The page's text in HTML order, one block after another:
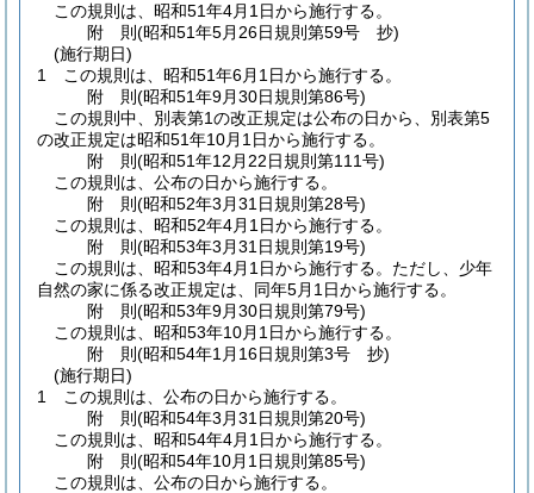
この規則は、昭和51年4月1日から施行する。
附 則(昭和51年5月26日規則第59号 抄)
(施行期日)
1
この規則は、昭和51年6月1日から施行する。
附 則(昭和51年9月30日規則第86号)
この規則中、別表第1の改正規定は公布の日から、別表第5
の改正規定は昭和51年10月1日から施行する。
附 則(昭和51年12月22日規則第111号)
この規則は、公布の日から施行する。
附 則(昭和52年3月31日規則第28号)
この規則は、昭和52年4月1日から施行する。
附 則(昭和53年3月31日規則第19号)
この規則は、昭和53年4月1日から施行する。 ただし、少年
自然の家に係る改正規定は、同年5月1日から施行する。
附 則(昭和53年9月30日規則第79号)
この規則は、昭和53年10月1日から施行する。
附 則(昭和54年1月16日規則第3号 抄)
(施行期日)
1
この規則は、公布の日から施行する。
附 則(昭和54年3月31日規則第20号)
この規則は、昭和54年4月1日から施行する。
附 則(昭和54年10月1日規則第85号)
この規則は、公布の日から施行する。